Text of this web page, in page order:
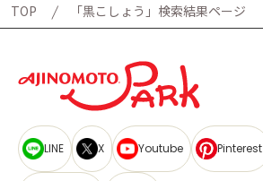
TOP 「黒こしょう」検索結果ページ
LINE X Youtube Pinterest